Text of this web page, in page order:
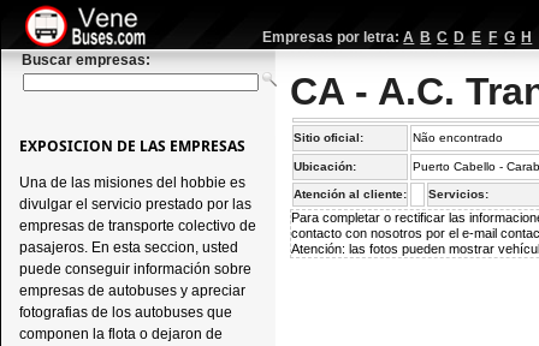
Empresas por letra: A B C D E F G H
Buscar empresas:
CA - A.C.
Sitio oficial: Não encontrado
Ubicación: Puerto Cabello -
Atención al cliente: Servicios:
Para completar o rectificar las
contacto con nosotros por el e-mail
Atención: las fotos pueden mostrar
EXPOSICION DE LAS EMPRESAS
Una de las misiones del hobbie es
divulgar el servicio prestado por las
empresas de transporte colectivo de
pasajeros. En esta seccion, usted
puede conseguir información sobre
empresas de autobuses y apreciar
fotografias de los autobuses que
componen la flota o dejaron de